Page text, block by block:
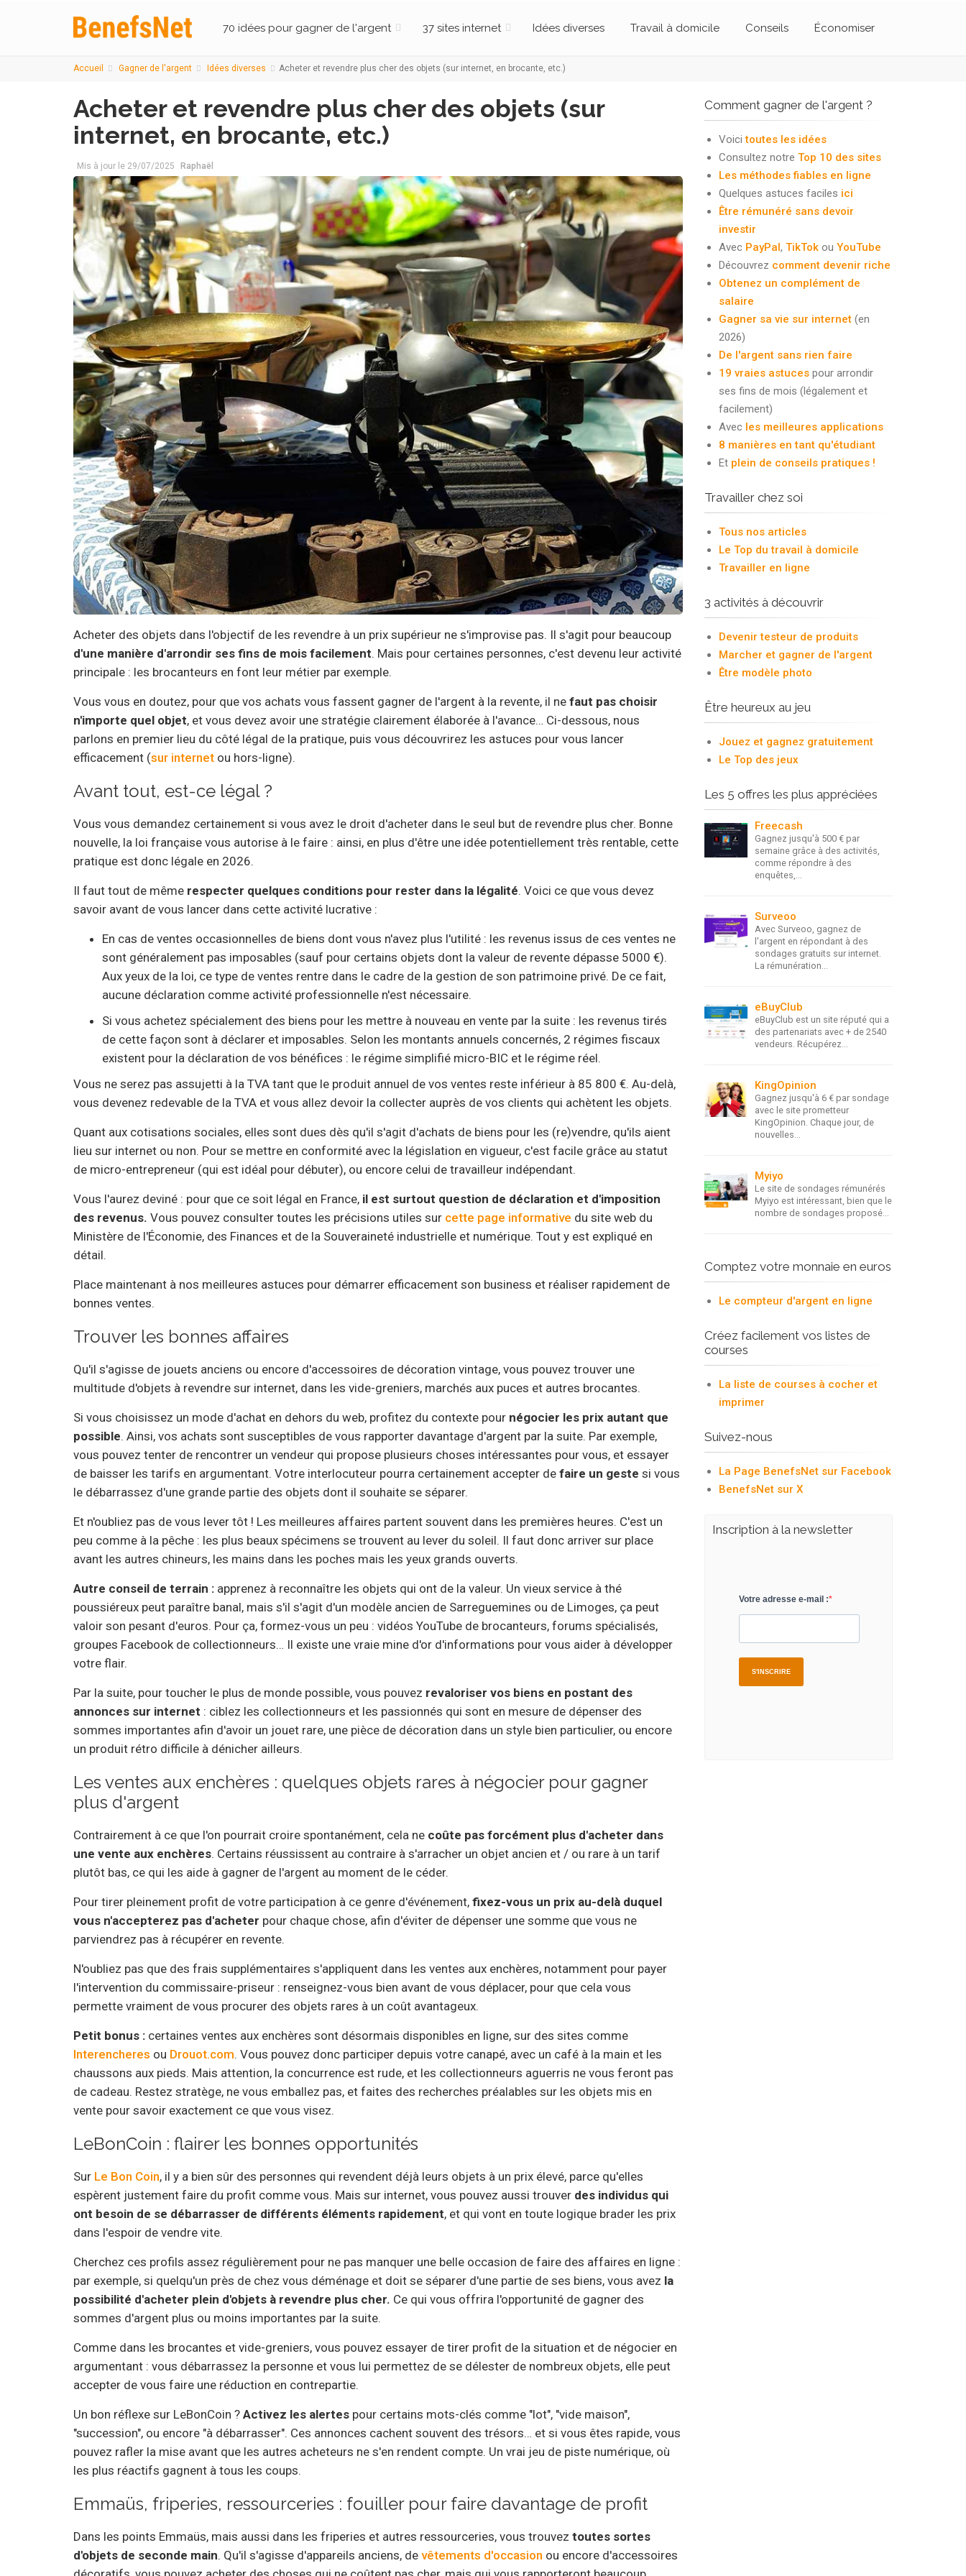
70 idées pour gagner de l'argent 37 sites internet Idées diverses Travail à domicile Conseils Économiser
Accueil Gagner de l'argent Idées diverses Acheter et revendre plus cher des objets (sur internet, en brocante, etc.)
Acheter et revendre plus cher des objets (sur
internet, en brocante, etc.)
Mis à jour le 29/07/2025 Raphaël
Acheter des objets dans l'objectif de les revendre à un prix supérieur ne s'improvise pas. Il s'agit pour beaucoup
d'une manière d'arrondir ses fins de mois facilement. Mais pour certaines personnes, c'est devenu leur activité
principale : les brocanteurs en font leur métier par exemple.
Vous vous en doutez, pour que vos achats vous fassent gagner de l'argent à la revente, il ne faut pas choisir
n'importe quel objet, et vous devez avoir une stratégie clairement élaborée à l'avance… Ci-dessous, nous
parlons en premier lieu du côté légal de la pratique, puis vous découvrirez les astuces pour vous lancer
efficacement (sur internet ou hors-ligne).
Avant tout, est-ce légal ?
Vous vous demandez certainement si vous avez le droit d'acheter dans le seul but de revendre plus cher. Bonne
nouvelle, la loi française vous autorise à le faire : ainsi, en plus d'être une idée potentiellement très rentable, cette
pratique est donc légale en 2026.
Il faut tout de même respecter quelques conditions pour rester dans la légalité. Voici ce que vous devez
savoir avant de vous lancer dans cette activité lucrative :
En cas de ventes occasionnelles de biens dont vous n'avez plus l'utilité : les revenus issus de ces ventes ne
sont généralement pas imposables (sauf pour certains objets dont la valeur de revente dépasse 5000 €).
Aux yeux de la loi, ce type de ventes rentre dans le cadre de la gestion de son patrimoine privé. De ce fait,
aucune déclaration comme activité professionnelle n'est nécessaire.
Si vous achetez spécialement des biens pour les mettre à nouveau en vente par la suite : les revenus tirés
de cette façon sont à déclarer et imposables. Selon les montants annuels concernés, 2 régimes fiscaux
existent pour la déclaration de vos bénéfices : le régime simplifié micro-BIC et le régime réel.
Vous ne serez pas assujetti à la TVA tant que le produit annuel de vos ventes reste inférieur à 85 800 €. Au-delà,
vous devenez redevable de la TVA et vous allez devoir la collecter auprès de vos clients qui achètent les objets.
Quant aux cotisations sociales, elles sont dues dès qu'il s'agit d'achats de biens pour les (re)vendre, qu'ils aient
lieu sur internet ou non. Pour se mettre en conformité avec la législation en vigueur, c'est facile grâce au statut
de micro-entrepreneur (qui est idéal pour débuter), ou encore celui de travailleur indépendant.
Vous l'aurez deviné : pour que ce soit légal en France, il est surtout question de déclaration et d'imposition
des revenus. Vous pouvez consulter toutes les précisions utiles sur cette page informative du site web du
Ministère de l'Économie, des Finances et de la Souveraineté industrielle et numérique. Tout y est expliqué en
détail.
Place maintenant à nos meilleures astuces pour démarrer efficacement son business et réaliser rapidement de
bonnes ventes.
Trouver les bonnes affaires
Qu'il s'agisse de jouets anciens ou encore d'accessoires de décoration vintage, vous pouvez trouver une
multitude d'objets à revendre sur internet, dans les vide-greniers, marchés aux puces et autres brocantes.
Si vous choisissez un mode d'achat en dehors du web, profitez du contexte pour négocier les prix autant que
possible. Ainsi, vos achats sont susceptibles de vous rapporter davantage d'argent par la suite. Par exemple,
vous pouvez tenter de rencontrer un vendeur qui propose plusieurs choses intéressantes pour vous, et essayer
de baisser les tarifs en argumentant. Votre interlocuteur pourra certainement accepter de faire un geste si vous
le débarrassez d'une grande partie des objets dont il souhaite se séparer.
Et n'oubliez pas de vous lever tôt ! Les meilleures affaires partent souvent dans les premières heures. C'est un
peu comme à la pêche : les plus beaux spécimens se trouvent au lever du soleil. Il faut donc arriver sur place
avant les autres chineurs, les mains dans les poches mais les yeux grands ouverts.
Autre conseil de terrain : apprenez à reconnaître les objets qui ont de la valeur. Un vieux service à thé
poussiéreux peut paraître banal, mais s'il s'agit d'un modèle ancien de Sarreguemines ou de Limoges, ça peut
valoir son pesant d'euros. Pour ça, formez-vous un peu : vidéos YouTube de brocanteurs, forums spécialisés,
groupes Facebook de collectionneurs… Il existe une vraie mine d'or d'informations pour vous aider à développer
votre flair.
Par la suite, pour toucher le plus de monde possible, vous pouvez revaloriser vos biens en postant des
annonces sur internet : ciblez les collectionneurs et les passionnés qui sont en mesure de dépenser des
sommes importantes afin d'avoir un jouet rare, une pièce de décoration dans un style bien particulier, ou encore
un produit rétro difficile à dénicher ailleurs.
Les ventes aux enchères : quelques objets rares à négocier pour gagner
plus d'argent
Contrairement à ce que l'on pourrait croire spontanément, cela ne coûte pas forcément plus d'acheter dans
une vente aux enchères. Certains réussissent au contraire à s'arracher un objet ancien et / ou rare à un tarif
plutôt bas, ce qui les aide à gagner de l'argent au moment de le céder.
Pour tirer pleinement profit de votre participation à ce genre d'événement, fixez-vous un prix au-delà duquel
vous n'accepterez pas d'acheter pour chaque chose, afin d'éviter de dépenser une somme que vous ne
parviendrez pas à récupérer en revente.
N'oubliez pas que des frais supplémentaires s'appliquent dans les ventes aux enchères, notamment pour payer
l'intervention du commissaire-priseur : renseignez-vous bien avant de vous déplacer, pour que cela vous
permette vraiment de vous procurer des objets rares à un coût avantageux.
Petit bonus : certaines ventes aux enchères sont désormais disponibles en ligne, sur des sites comme
Interencheres ou Drouot.com. Vous pouvez donc participer depuis votre canapé, avec un café à la main et les
chaussons aux pieds. Mais attention, la concurrence est rude, et les collectionneurs aguerris ne vous feront pas
de cadeau. Restez stratège, ne vous emballez pas, et faites des recherches préalables sur les objets mis en
vente pour savoir exactement ce que vous visez.
LeBonCoin : flairer les bonnes opportunités
Sur Le Bon Coin, il y a bien sûr des personnes qui revendent déjà leurs objets à un prix élevé, parce qu'elles
espèrent justement faire du profit comme vous. Mais sur internet, vous pouvez aussi trouver des individus qui
ont besoin de se débarrasser de différents éléments rapidement, et qui vont en toute logique brader les prix
dans l'espoir de vendre vite.
Cherchez ces profils assez régulièrement pour ne pas manquer une belle occasion de faire des affaires en ligne :
par exemple, si quelqu'un près de chez vous déménage et doit se séparer d'une partie de ses biens, vous avez la
possibilité d'acheter plein d'objets à revendre plus cher. Ce qui vous offrira l'opportunité de gagner des
sommes d'argent plus ou moins importantes par la suite.
Comme dans les brocantes et vide-greniers, vous pouvez essayer de tirer profit de la situation et de négocier en
argumentant : vous débarrassez la personne et vous lui permettez de se délester de nombreux objets, elle peut
accepter de vous faire une réduction en contrepartie.
Un bon réflexe sur LeBonCoin ? Activez les alertes pour certains mots-clés comme "lot", "vide maison",
"succession", ou encore "à débarrasser". Ces annonces cachent souvent des trésors… et si vous êtes rapide, vous
pouvez rafler la mise avant que les autres acheteurs ne s'en rendent compte. Un vrai jeu de piste numérique, où
les plus réactifs gagnent à tous les coups.
Emmaüs, friperies, ressourceries : fouiller pour faire davantage de profit
Dans les points Emmaüs, mais aussi dans les friperies et autres ressourceries, vous trouvez toutes sortes
d'objets de seconde main. Qu'il s'agisse d'appareils anciens, de vêtements d'occasion ou encore d'accessoires
Comment gagner de l'argent ?
Voicitoutes les idées
Consultez notre Top 10 des sites
Les méthodes fiables en ligne
Quelques astuces faciles ici
Être rémunéré sans devoir
investir
Avec PayPal, TikTokou YouTube
Découvrez comment devenir riche
Obtenez un complément de
salaire
Gagner sa vie sur internet(en
2026)
De l'argent sans rien faire
19 vraies astucespour arrondir
ses fins de mois (légalement et
facilement)
Avec les meilleures applications
8 manières en tant qu'étudiant
Et plein de conseils pratiques !
Travailler chez soi
Tous nos articles
Le Top du travail à domicile
Travailler en ligne
3 activités à découvrir
Devenir testeur de produits
Marcher et gagner de l'argent
Être modèle photo
Être heureux au jeu
Jouez et gagnez gratuitement
Le Top des jeux
Les 5 offres les plus appréciées
Freecash
Gagnez jusqu'à 500 € par
semaine grâce à des activités,
comme répondre à des
enquêtes,...
Surveoo
Avec Surveoo, gagnez de
l'argent en répondant à des
sondages gratuits sur internet.
La rémunération...
eBuyClub
eBuyClub est un site réputé qui a
des partenariats avec + de 2540
vendeurs. Récupérez...
KingOpinion
Gagnez jusqu'à 6 € par sondage
avec le site prometteur
KingOpinion. Chaque jour, de
nouvelles...
Myiyo
Le site de sondages rémunérés
Myiyo est intéressant, bien que le
nombre de sondages proposé...
Comptez votre monnaie en euros
Le compteur d'argent en ligne
Créez facilement vos listes de
courses
La liste de courses à cocher et
imprimer
Suivez-nous
La Page BenefsNet sur Facebook
BenefsNet sur X
Inscription à la newsletter